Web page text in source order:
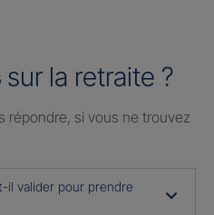
sur la retraite ?
répondre, si vous ne trouvez
il valider pour prendre